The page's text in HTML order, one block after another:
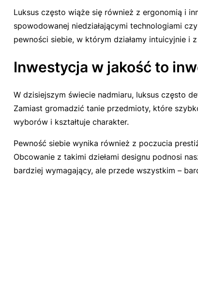
Luksus często wiąże się również z ergonomią i
spowodowanej niedziałającymi technologiami
pewności siebie, w którym działamy intuicyjnie i
Inwestycja w jakość to
W dzisiejszym świecie nadmiaru, luksus często
Zamiast gromadzić tanie przedmioty, które
wyborów i kształtuje charakter.
Pewność siebie wynika również z poczucia
Obcowanie z takimi dziełami designu podnosi
bardziej wymagający, ale przede wszystkim –